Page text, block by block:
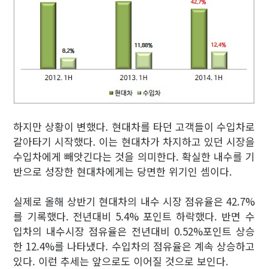
하지만 상황이 변했다. 현대차를 타던 고객들이 수입차로
갈아타기 시작했다. 이는 현대차가 차지하고 있던 시장을
수입차에게 빼앗긴다는 것을 의미한다. 확실한 내수를 기
반으로 성장한 현대차에게는 당면한 위기인 셈이다.
실제로 올해 상반기 현대차의 내수 시장 점유율은 42.7%
를 기록했다. 전년대비 5.4% 포인트 하락했다. 반면 수
입차의 내수시장 점유율은 전년대비 0.52%포인트 상승
한 12.4%를 나타냈다. 수입차의 점유율은 계속 상승하고
있다. 이런 추세는 앞으로도 이어질 것으로 보인다.